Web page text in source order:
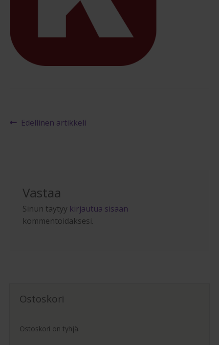
Blogi – Jenkkisänky
Artikkelien
Edellinen
Edellinen artikkeli
Vastaa
Sinun täytyy kirjautua sisään
kommentoidaksesi.
Ostoskori
Ostoskori on tyhjä.